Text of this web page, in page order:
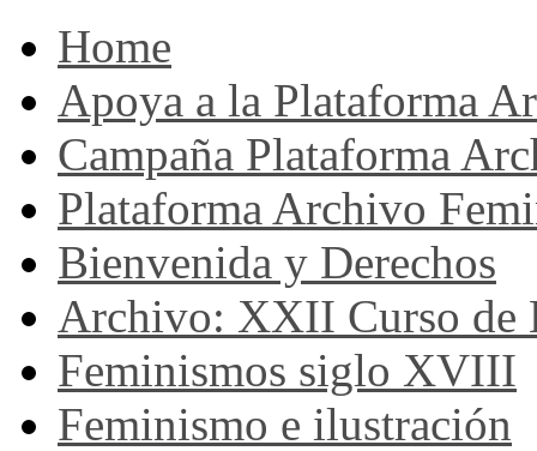
Home
Apoya a la Plataforma
Campaña Plataforma
Plataforma Archivo
Bienvenida y Derechos
Archivo: XXII Curso de
Feminismos siglo XVIII
Feminismo e ilustración